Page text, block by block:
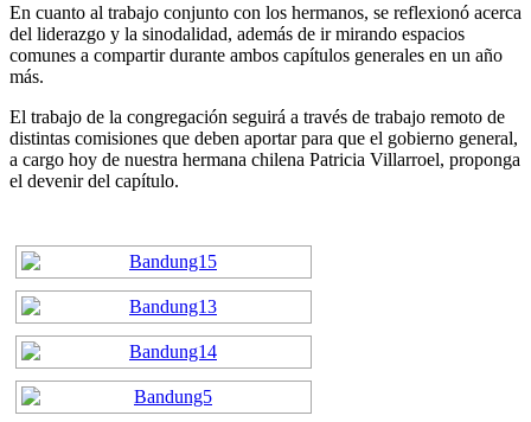
En cuanto al trabajo conjunto con los hermanos, se reflexionó acerca
del liderazgo y la sinodalidad, además de ir mirando espacios
comunes a compartir durante ambos capítulos generales en un año
más.
El trabajo de la congregación seguirá a través de trabajo remoto de
distintas comisiones que deben aportar para que el gobierno general,
a cargo hoy de nuestra hermana chilena Patricia Villarroel, proponga
el devenir del capítulo.